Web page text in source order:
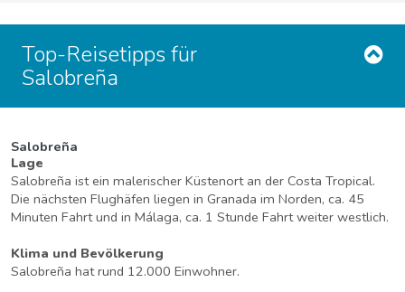
Top-Reisetipps für
Salobreña
Salobreña
Lage
Salobreña ist ein malerischer Küstenort an der Costa Tropical.
Die nächsten Flughäfen liegen in Granada im Norden, ca. 45
Minuten Fahrt und in Málaga, ca. 1 Stunde Fahrt weiter westlich.
Klima und Bevölkerung
Salobreña hat rund 12.000 Einwohner.